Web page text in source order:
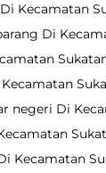
Kecamatan
Di
negeri Di
Kecamatan